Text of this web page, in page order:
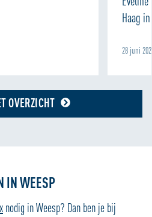
Haag
28 juni
OVERZICHT
IN WEESP
nodig in Weesp? Dan ben je bij